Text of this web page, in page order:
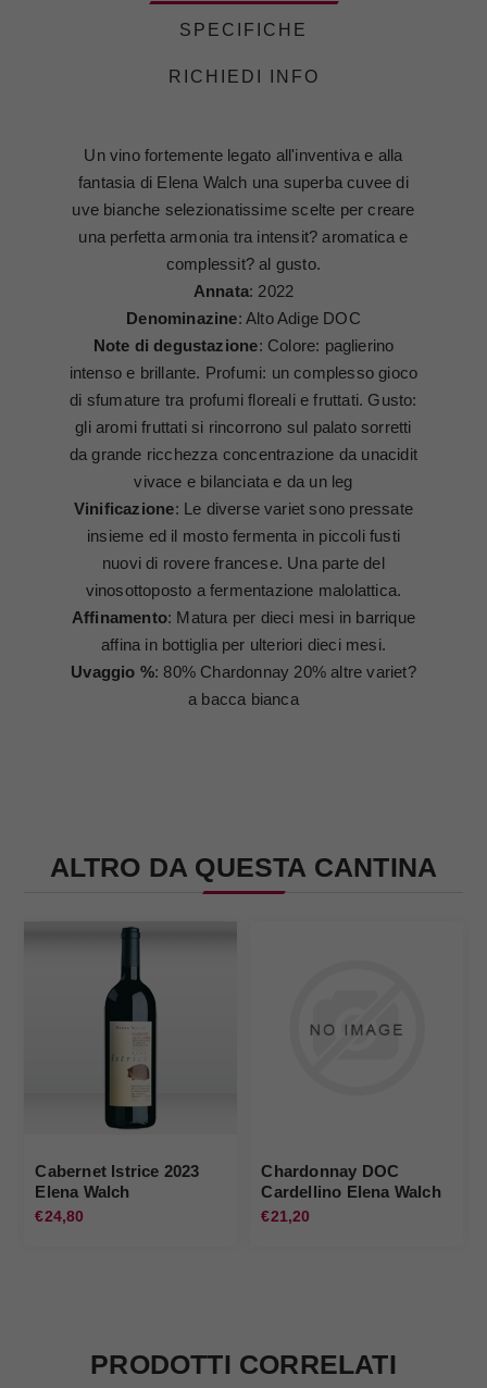
SPECIFICHE
RICHIEDI INFO
Un vino fortemente legato all'inventiva e alla
fantasia di Elena Walch una superba cuvee di
uve bianche selezionatissime scelte per creare
una perfetta armonia tra intensit? aromatica e
complessit? al gusto.
Annata: 2022
Denominazine: Alto Adige DOC
Note di degustazione: Colore: paglierino
intenso e brillante. Profumi: un complesso gioco
di sfumature tra profumi floreali e fruttati. Gusto:
gli aromi fruttati si rincorrono sul palato sorretti
da grande ricchezza concentrazione da unacidit
vivace e bilanciata e da un leg
Vinificazione: Le diverse variet sono pressate
insieme ed il mosto fermenta in piccoli fusti
nuovi di rovere francese. Una parte del
vinosottoposto a fermentazione malolattica.
Affinamento: Matura per dieci mesi in barrique
affina in bottiglia per ulteriori dieci mesi.
Uvaggio %: 80% Chardonnay 20% altre variet?
a bacca bianca
ALTRO DA QUESTA CANTINA
Cabernet Istrice 2023
Elena Walch
€24,80
Chardonnay DOC
Cardellino Elena Walch
€21,20
PRODOTTI CORRELATI